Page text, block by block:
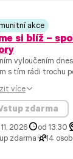
akce
si blíž –
vyloučením
s tím rádi trochu
více
zdarma
2026 od 13:30
zdarma
14 osob